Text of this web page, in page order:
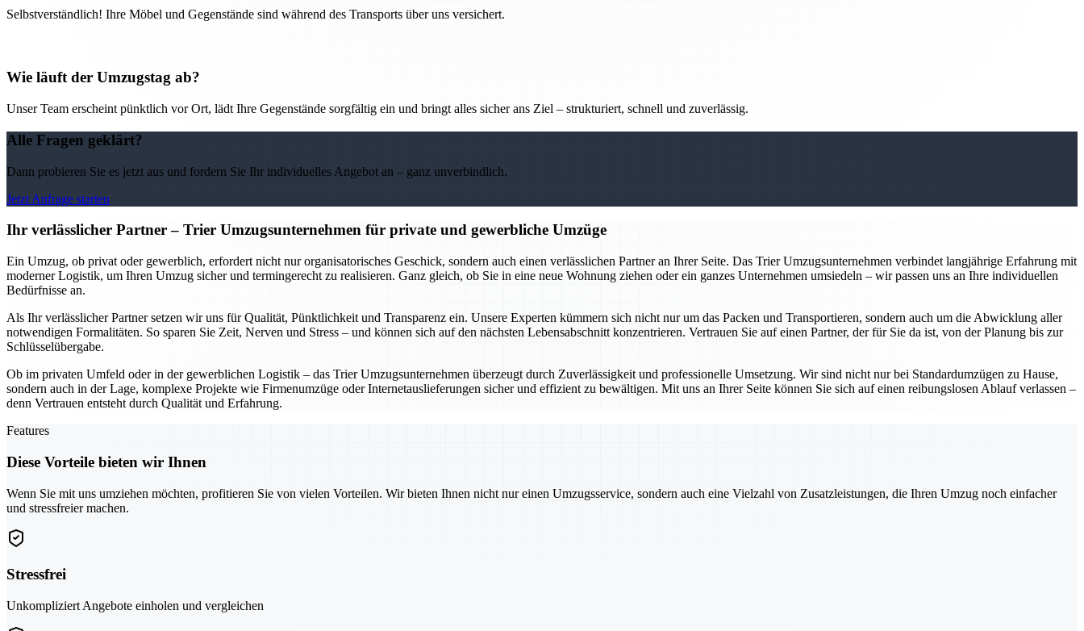
Selbstverständlich! Ihre Möbel und Gegenstände sind während des Transports über uns versichert.
Wie läuft der Umzugstag ab?
Unser Team erscheint pünktlich vor Ort, lädt Ihre Gegenstände sorgfältig ein und bringt alles sicher ans Ziel – strukturiert, schnell und zuverlässig.
Alle Fragen geklärt?
Dann probieren Sie es jetzt aus und fordern Sie Ihr individuelles Angebot an – ganz unverbindlich.
Jetzt Anfrage starten
Ihr verlässlicher Partner – Trier Umzugsunternehmen für private und gewerbliche Umzüge
Ein Umzug, ob privat oder gewerblich, erfordert nicht nur organisatorisches Geschick, sondern auch einen verlässlichen Partner an Ihrer Seite. Das Trier Umzugsunternehmen verbindet langjährige Erfahrung mit
moderner Logistik, um Ihren Umzug sicher und termingerecht zu realisieren. Ganz gleich, ob Sie in eine neue Wohnung ziehen oder ein ganzes Unternehmen umsiedeln – wir passen uns an Ihre individuellen
Bedürfnisse an.
Als Ihr verlässlicher Partner setzen wir uns für Qualität, Pünktlichkeit und Transparenz ein. Unsere Experten kümmern sich nicht nur um das Packen und Transportieren, sondern auch um die Abwicklung aller
notwendigen Formalitäten. So sparen Sie Zeit, Nerven und Stress – und können sich auf den nächsten Lebensabschnitt konzentrieren. Vertrauen Sie auf einen Partner, der für Sie da ist, von der Planung bis zur
Schlüsselübergabe.
Ob im privaten Umfeld oder in der gewerblichen Logistik – das Trier Umzugsunternehmen überzeugt durch Zuverlässigkeit und professionelle Umsetzung. Wir sind nicht nur bei Standardumzügen zu Hause,
sondern auch in der Lage, komplexe Projekte wie Firmenumzüge oder Internetauslieferungen sicher und effizient zu bewältigen. Mit uns an Ihrer Seite können Sie sich auf einen reibungslosen Ablauf verlassen –
denn Vertrauen entsteht durch Qualität und Erfahrung.
Features
Diese Vorteile bieten wir Ihnen
Wenn Sie mit uns umziehen möchten, profitieren Sie von vielen Vorteilen. Wir bieten Ihnen nicht nur einen Umzugsservice, sondern auch eine Vielzahl von Zusatzleistungen, die Ihren Umzug noch einfacher
und stressfreier machen.
Stressfrei
Unkompliziert Angebote einholen und vergleichen